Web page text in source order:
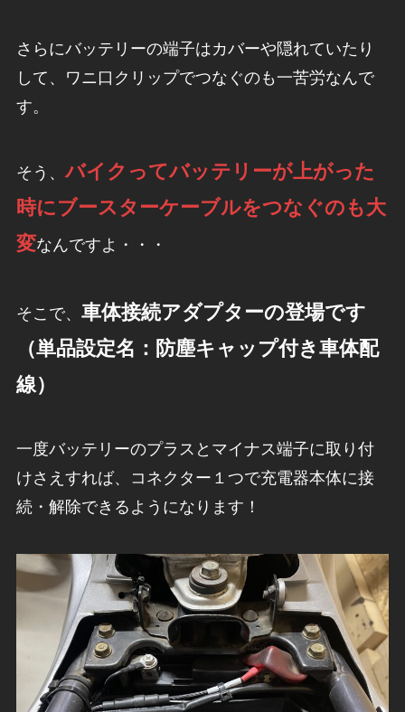
さらにバッテリーの端子はカバーや隠れていたり
して、ワニ口クリップでつなぐのも一苦労なんで
す。
そう、バイクってバッテリーが上がった
時にブースターケーブルをつなぐのも大
変なんですよ・・・
そこで、 車体接続アダプターの登場です
（単品設定名：防塵キャップ付き車体配
線）
一度バッテリーのプラスとマイナス端子に取り付
けさえすれば、コネクター１つで充電器本体に接
続・解除できるようになります！